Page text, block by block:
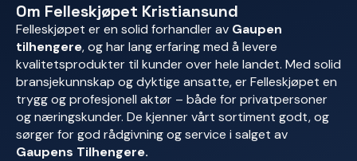
Om Felleskjøpet Kristiansund
Felleskjøpet er en solid forhandler av Gaupen
tilhengere, og har lang erfaring med å levere
kvalitetsprodukter til kunder over hele landet. Med solid
bransjekunnskap og dyktige ansatte, er Felleskjøpet en
trygg og profesjonell aktør – både for privatpersoner
og næringskunder. De kjenner vårt sortiment godt, og
sørger for god rådgivning og service i salget av
Gaupens Tilhengere.